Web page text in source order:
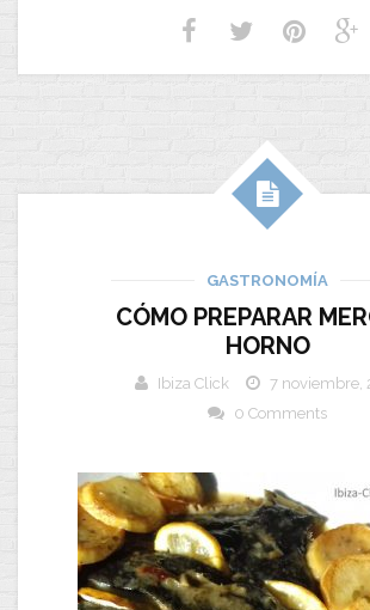
GASTRONOMÍA
CÓMO PREPARAR
HORNO
Ibiza Click
7 noviembre,
0 Comments